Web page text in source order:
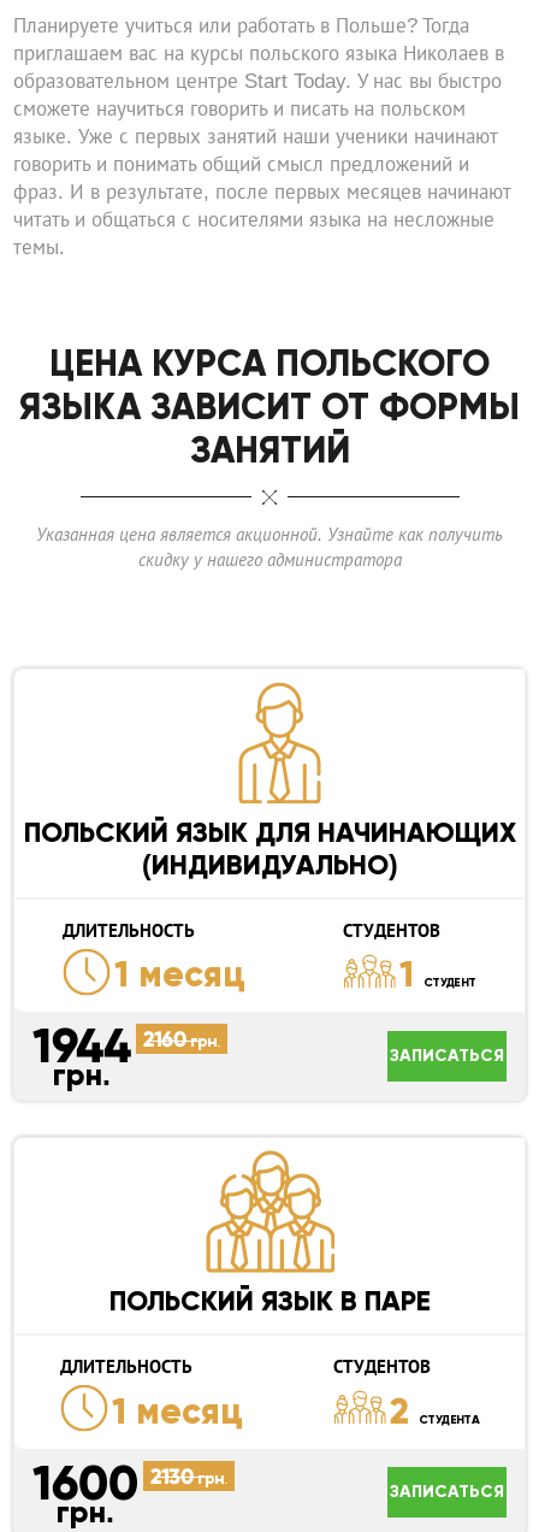
Планируете учиться или работать в Польше? Тогда
приглашаем вас на курсы польского языка Николаев в
образовательном центре Start Today. У нас вы быстро
сможете научиться говорить и писать на польском
языке. Уже с первых занятий наши ученики начинают
говорить и понимать общий смысл предложений и
фраз. И в результате, после первых месяцев начинают
читать и общаться с носителями языка на несложные
темы.
ЦЕНА КУРСА ПОЛЬСКОГО
ЯЗЫКА ЗАВИСИТ ОТ ФОРМЫ
ЗАНЯТИЙ
Указанная цена является акционной. Узнайте как получить
скидку у нашего администратора
ПОЛЬСКИЙ ЯЗЫК ДЛЯ НАЧИНАЮЩИХ
(ИНДИВИДУАЛЬНО)
ДЛИТЕЛЬНОСТЬ
1 месяц
СТУДЕНТОВ
1 СТУДЕНТ
1944
грн.
2160грн.
ЗАПИСАТЬСЯ
ПОЛЬСКИЙ ЯЗЫК В ПАРЕ
ДЛИТЕЛЬНОСТЬ
1 месяц
СТУДЕНТОВ
2 СТУДЕНТА
1600
грн.
2130грн.
ЗАПИСАТЬСЯ